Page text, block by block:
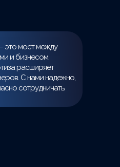
это мост между
и бизнесом.
расширяет
С нами надежно,
сотрудничать.